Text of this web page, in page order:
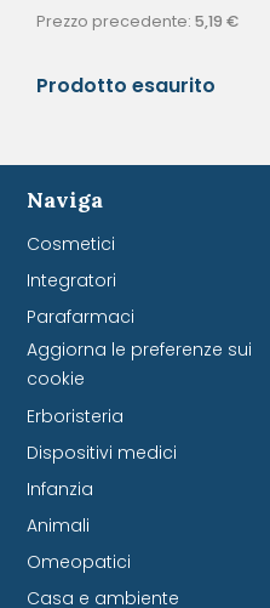
Prezzo precedente: 5,19 €
Prodotto esaurito
Naviga
Cosmetici
Integratori
Parafarmaci
Aggiorna le preferenze sui
cookie
Erboristeria
Dispositivi medici
Infanzia
Animali
Omeopatici
Casa e ambiente